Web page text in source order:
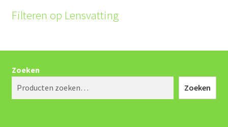
Filteren op Lensvatting
Zoeken
Zoeken